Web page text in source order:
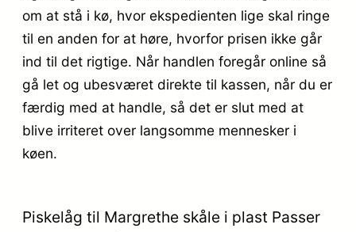
om at stå i kø, hvor ekspedienten lige skal ringe
til en anden for at høre, hvorfor prisen ikke går
ind til det rigtige. Når handlen foregår online så
gå let og ubesværet direkte til kassen, når du er
færdig med at handle, så det er slut med at
blive irriteret over langsomme mennesker i
køen.
Piskelåg til Margrethe skåle i plast Passer